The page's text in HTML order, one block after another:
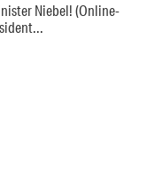
Niebel! (Online-